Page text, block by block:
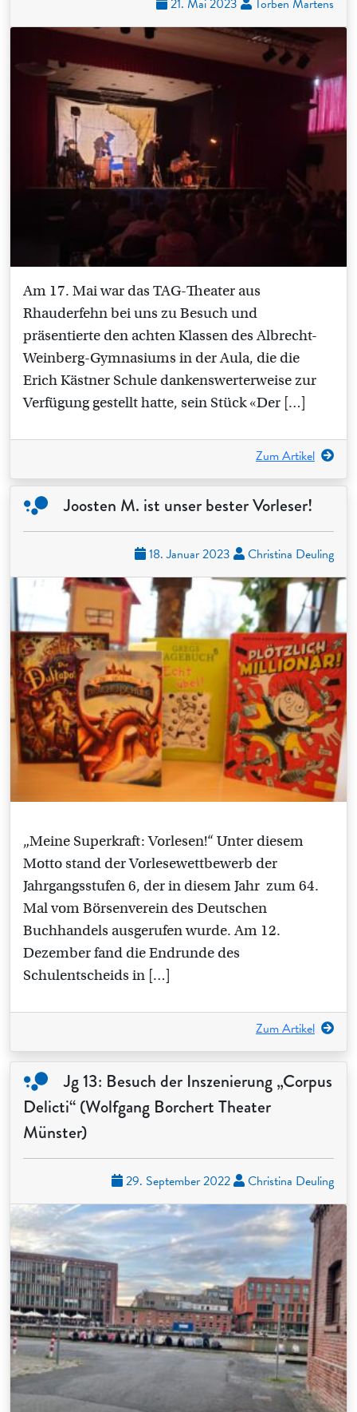
21. Mai 2023 Torben Martens
Am 17. Mai war das TAG-Theater aus
Rhauderfehn bei uns zu Besuch und
präsentierte den achten Klassen des Albrecht-
Weinberg-Gymnasiums in der Aula, die die
Erich Kästner Schule dankenswerterweise zur
Verfügung gestellt hatte, sein Stück «Der […]
Zum Artikel
Joosten M. ist unser bester Vorleser!
18. Januar 2023 Christina Deuling
„Meine Superkraft: Vorlesen!“ Unter diesem
Motto stand der Vorlesewettbewerb der
Jahrgangsstufen 6, der in diesem Jahr zum 64.
Mal vom Börsenverein des Deutschen
Buchhandels ausgerufen wurde. Am 12.
Dezember fand die Endrunde des
Schulentscheids in […]
Zum Artikel
Jg 13: Besuch der Inszenierung „Corpus
Delicti“ (Wolfgang Borchert Theater
Münster)
29. September 2022 Christina Deuling